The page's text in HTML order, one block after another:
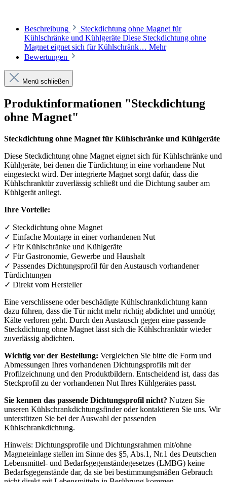
Beschreibung
Steckdichtung ohne Magnet für
Kühlschränke und Kühlgeräte Diese Steckdichtung ohne
Magnet eignet sich für Kühlschränk… Mehr
Bewertungen
Menü schließen
Produktinformationen "Steckdichtung
ohne Magnet"
Steckdichtung ohne Magnet für Kühlschränke und Kühlgeräte
Diese Steckdichtung ohne Magnet eignet sich für Kühlschränke und
Kühlgeräte, bei denen die Türdichtung in eine vorhandene Nut
eingesteckt wird. Der integrierte Magnet sorgt dafür, dass die
Kühlschranktür zuverlässig schließt und die Dichtung sauber am
Kühlgerät anliegt.
Ihre Vorteile:
✓ Steckdichtung ohne Magnet
✓ Einfache Montage in einer vorhandenen Nut
✓ Für Kühlschränke und Kühlgeräte
✓ Für Gastronomie, Gewerbe und Haushalt
✓ Passendes Dichtungsprofil für den Austausch vorhandener
Türdichtungen
✓ Direkt vom Hersteller
Eine verschlissene oder beschädigte Kühlschrankdichtung kann
dazu führen, dass die Tür nicht mehr richtig abdichtet und unnötig
Kälte verloren geht. Durch den Austausch gegen eine passende
Steckdichtung ohne Magnet lässt sich die Kühlschranktür wieder
zuverlässig abdichten.
Wichtig vor der Bestellung: Vergleichen Sie bitte die Form und
Abmessungen Ihres vorhandenen Dichtungsprofils mit der
Profilzeichnung und den Produktbildern. Entscheidend ist, dass das
Steckprofil zu der vorhandenen Nut Ihres Kühlgerätes passt.
Sie kennen das passende Dichtungsprofil nicht? Nutzen Sie
unseren Kühlschrankdichtungsfinder oder kontaktieren Sie uns. Wir
unterstützen Sie bei der Auswahl der passenden
Kühlschrankdichtung.
Hinweis: Dichtungsprofile und Dichtungsrahmen mit/ohne
Magneteinlage stellen im Sinne des §5, Abs.1, Nr.1 des Deutschen
Lebensmittel- und Bedarfsgegenständegesetzes (LMBG) keine
Bedarfsgegenstände dar, da sie bei bestimmungsmäßen Gebrauch